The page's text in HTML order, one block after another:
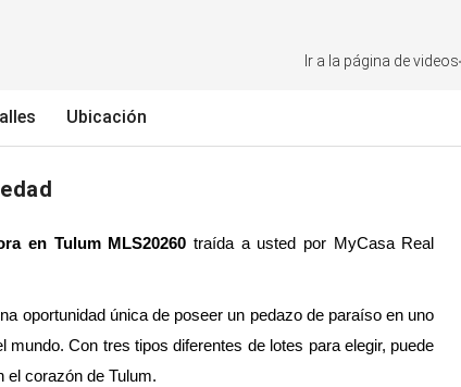
Ir a la página de videos
Ubicación
en Tulum MLS20260traída a usted por MyCasa Real
oportunidad única de poseer un pedazo de paraíso en uno
Con tres tipos diferentes de lotes para elegir, puede
el corazón de Tulum.